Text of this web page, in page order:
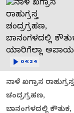
ನಾಳೆ ಖಗ್ರಾಸ ರಾಹುಗ್ರಸ್ತ
ಚಂದ್ರಗ್ರಹಣ,
ಬಾನಂಗಳದಲ್ಲಿ ಕೌತುಕ,
04:24